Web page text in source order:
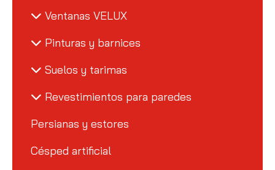
Ventanas VELUX
Pinturas y barnices
Suelos y tarimas
Revestimientos para paredes
Persianas y estores
Césped artificial